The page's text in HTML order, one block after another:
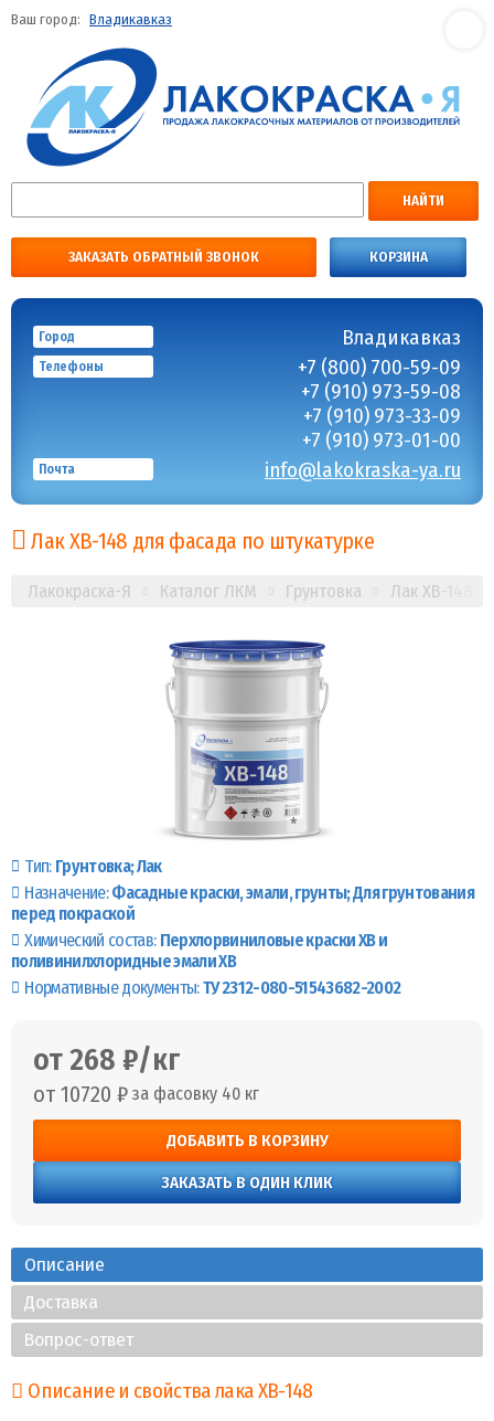
Ваш город: Владикавказ
НАЙТИ
ЗАКАЗАТЬ ОБРАТНЫЙ ЗВОНОК КОРЗИНА
Город Владикавказ
Телефоны
+7 (800) 700-59-09
+7 (910) 973-59-08
+7 (910) 973-33-09
+7 (910) 973-01-00
Почта info@lakokraska-ya.ru
Лак ХВ-148 для фасада по штукатурке
Лакокраска-Я Каталог ЛКМ Грунтовка Лак ХВ-148
Тип: Грунтовка Лак
Назначение:Фасадные краски, эмали, грунты Для грунтования
перед покраской
Химический состав: Перхлорвиниловые краски ХВ и
поливинилхлоридные эмали ХВ
Нормативные документы:ТУ 2312-080-51543682-2002
от 268 ₽/кг
от 10720 ₽ за фасовку 40 кг
ДОБАВИТЬ В КОРЗИНУ
ЗАКАЗАТЬ В ОДИН КЛИК
Описание
Доставка
Вопрос-ответ
Описание и свойства лака ХВ-148